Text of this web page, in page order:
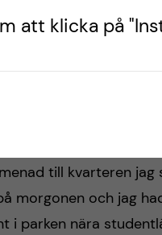
frukost på hotellet
till kvarteren
morgonen och jag
i parken nära
att klicka på